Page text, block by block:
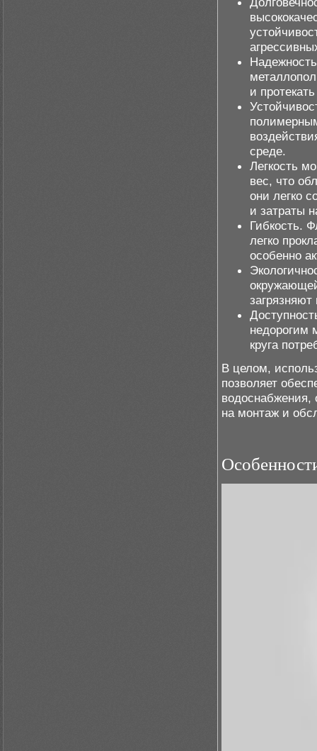
и
среде.
Легкость
вес, что
они легко
и затраты
Гибкость.
легко
особенно
недорогим
круга
В целом,
позволяет
водоснабжения,
на монтаж и